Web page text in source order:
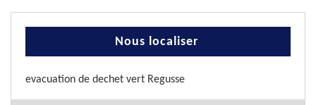
Nous localiser
evacuation de dechet vert Regusse